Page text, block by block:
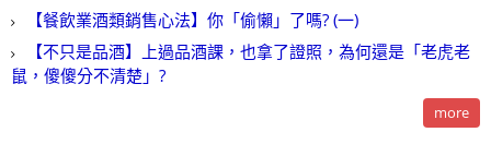
【餐飲業酒類銷售心法】你「偷懶」了嗎? (一)
【不只是品酒】上過品酒課，也拿了證照，為何還是「老虎老
鼠，傻傻分不清楚」?
more